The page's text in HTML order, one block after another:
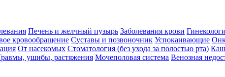
Печень и желчный пузырь Заболевания крови
кровообращение Суставы и позвоночник Успокаивающие
От насекомых Стоматология (без ухода за полостью рта)
ушибы, растяжения Мочеполовая система Венозная